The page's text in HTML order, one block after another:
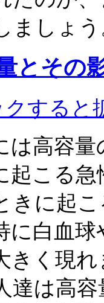
ましょ
とその
は高容
起こる
きに起
に白血
きく現
達は高